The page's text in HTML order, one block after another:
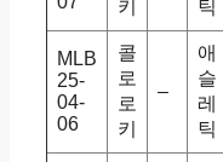
키 틱
MLB
25-
04-
06
콜
로
로
키
–
애
슬
레
틱